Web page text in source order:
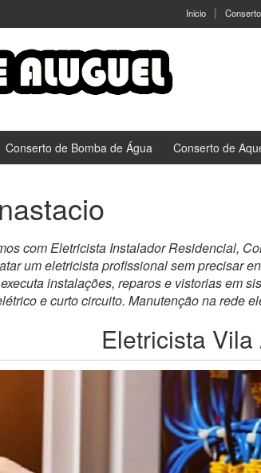
Inicio
Conserto de Bomba de Água Conserto de
com Eletricista Instalador Residencial,
um eletricista profissional sem precisar
instalações, reparos e vistorias em
e curto circuito. Manutenção na rede
Eletricista